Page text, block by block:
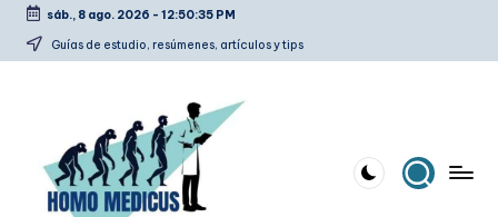
Saltar
sáb., 8 ago. 2026 - 12:50:36 PM
Guías de estudio, resúmenes, artículos y tips